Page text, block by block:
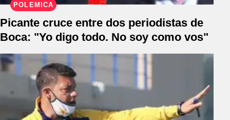
POLÉMICA
Picante cruce entre dos periodistas de
Boca: "Yo digo todo. No soy como vos"